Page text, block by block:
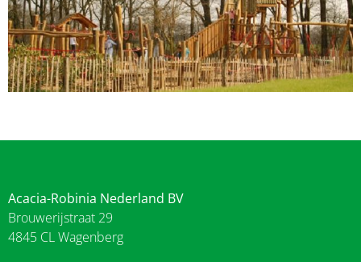
Acacia-Robinia Nederland BV
Brouwerijstraat 29
4845 CL Wagenberg